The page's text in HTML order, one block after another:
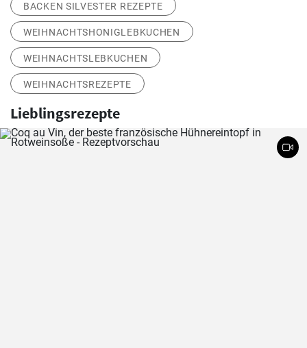
BACKEN SILVESTER REZEPTE
WEIHNACHTSHONIGLEBKUCHEN
WEIHNACHTSLEBKUCHEN
WEIHNACHTSREZEPTE
Lieblingsrezepte